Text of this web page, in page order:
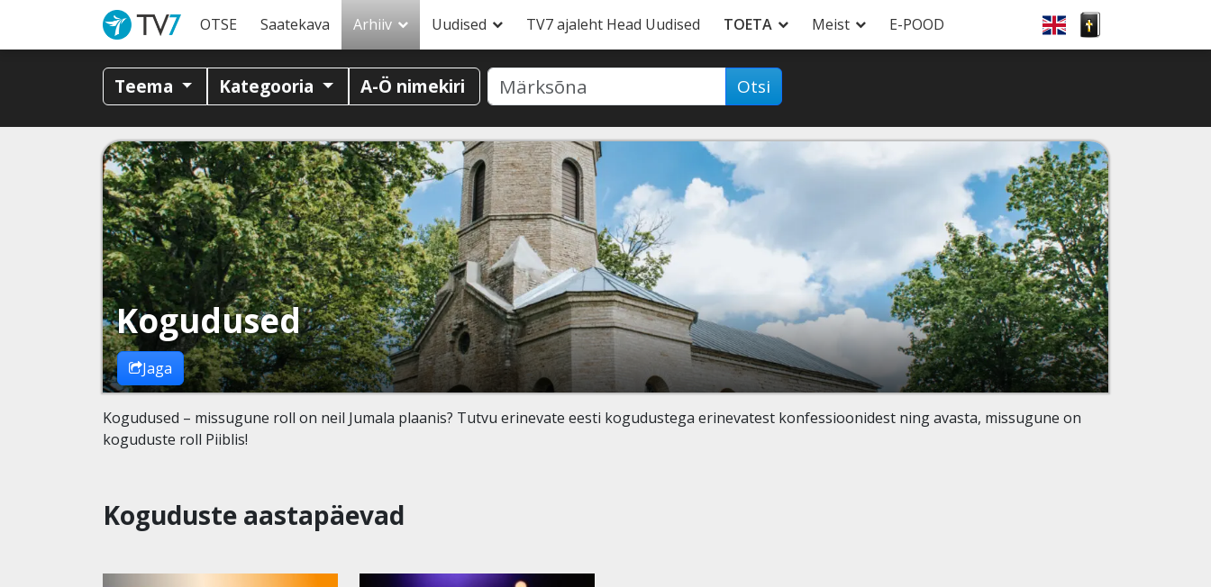
OTSE Saatekava Arhiiv Uudised TV7 ajaleht Head Uudised TOETA Meist E-POOD
Teema Kategooria A-Ö nimekiri Otsi
Kogudused
Jaga
Kogudused – missugune roll on neil Jumala plaanis? Tutvu erinevate eesti kogudustega erinevatest konfessioonidest ning avasta, missugune on
koguduste roll Piiblis!
Koguduste aastapäevad